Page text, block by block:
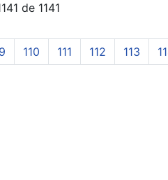
de 1141
110 111 112 113